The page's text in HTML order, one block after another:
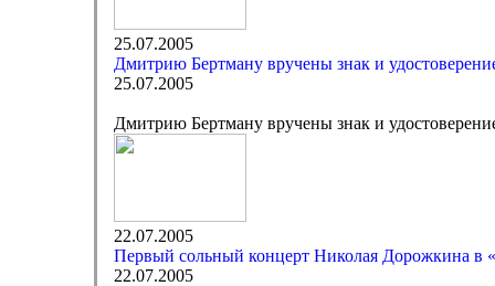
25.07.2005
Дмитрию Бертману вручены знак и
25.07.2005
Дмитрию Бертману вручены знак и
22.07.2005
Первый сольный концерт Николая Дорожкина в
22.07.2005